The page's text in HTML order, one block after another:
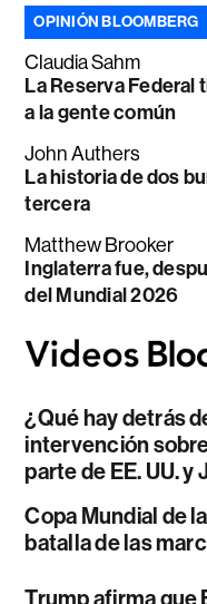
OPINIÓN BLOOMBERG
Claudia Sahm
La Reserva Federal
a la gente común
John Authers
La historia de dos
tercera
Matthew Brooker
Inglaterra fue,
del Mundial 2026
¿Qué hay detrás
intervención
parte de EE. UU. y
Copa Mundial de
batalla de las